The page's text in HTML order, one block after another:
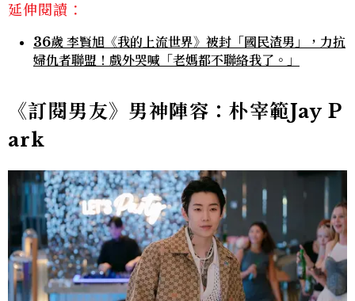
延伸閱讀：
36歲 李賢旭《我的上流世界》被封「國民渣男」，力抗
婦仇者聯盟！戲外哭喊「老媽都不聯絡我了。」
《訂閱男友》男神陣容：朴宰範Jay P
ark